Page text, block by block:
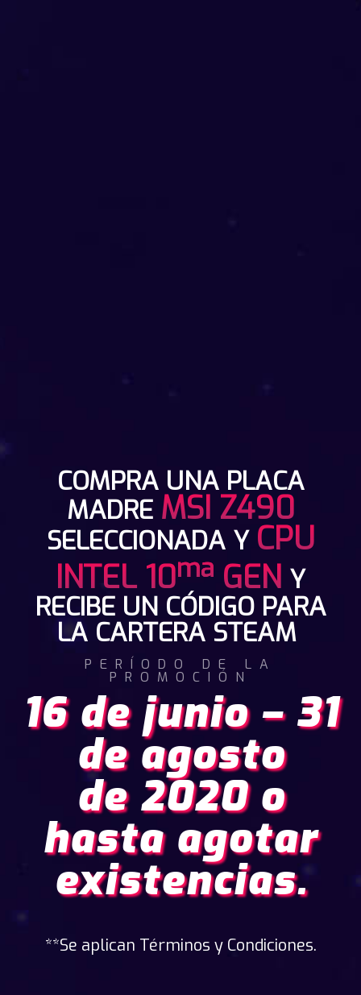
COMPRA UNA PLACA
MADRE MSI Z490
SELECCIONADA Y CPU
INTEL 10ma GEN Y
RECIBE UN CÓDIGO PARA
LA CARTERA STEAM
PERÍODO DE LA
PROMOCIÓN
16 de junio – 31
de agosto
de 2020 o
hasta agotar
existencias.
**Se aplican Términos y Condiciones.